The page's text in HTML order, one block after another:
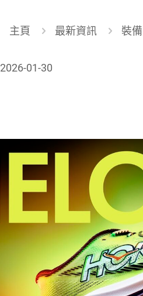
主頁 最新資訊 裝
2026-01-30